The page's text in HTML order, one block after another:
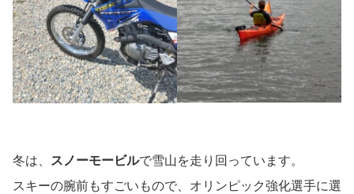
冬は、 スノーモービルで雪山を走り回っています。
スキーの腕前もすごいもので、オリンピック強化選手に選